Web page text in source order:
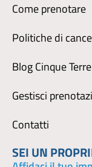
Come prenotare
Politiche di
Blog Cinque Terre
Gestisci
Contatti
SEI UN